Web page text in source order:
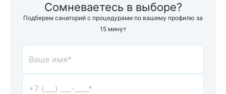
Сомневаетесь в выборе?
Подберем санаторий с процедурами по вашему профилю за
15 минут